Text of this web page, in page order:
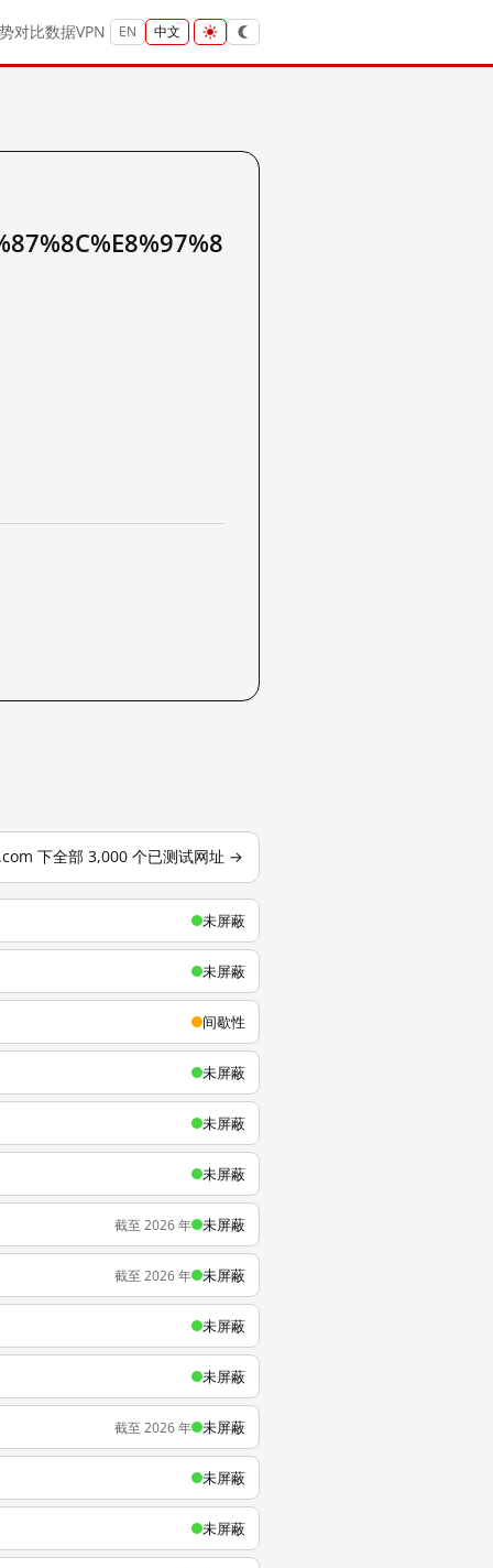
对比数据VPN EN 中文
下全部 3,000 个已测试网址 →
未屏蔽
未屏蔽
间歇性
未屏蔽
未屏蔽
未屏蔽
截至 2026 年 未屏蔽
截至 2026 年 未屏蔽
未屏蔽
未屏蔽
截至 2026 年 未屏蔽
未屏蔽
未屏蔽